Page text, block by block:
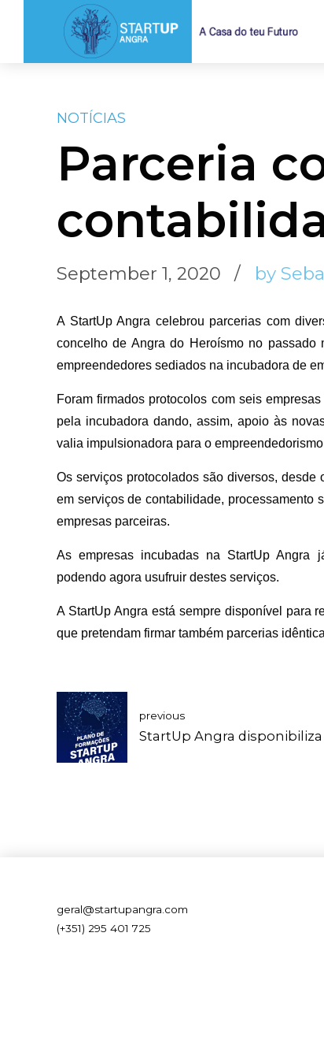
NOTÍCIAS
Parceria
September 1, 2020 by
A StartUp Angra celebrou parcerias com
concelho de Angra do Heroísmo no
empreendedores sediados na incubadora de
Foram firmados protocolos com seis
pela incubadora dando, assim, apoio às
valia impulsionadora para o
Os serviços protocolados são diversos,
em serviços de contabilidade, processamento
empresas parceiras.
As empresas incubadas na StartUp Angra
podendo agora usufruir destes serviços.
A StartUp Angra está sempre disponível para
que pretendam firmar também parcerias
previous
StartUp Angra
geral@startupangra.com
(+351) 295 401 725